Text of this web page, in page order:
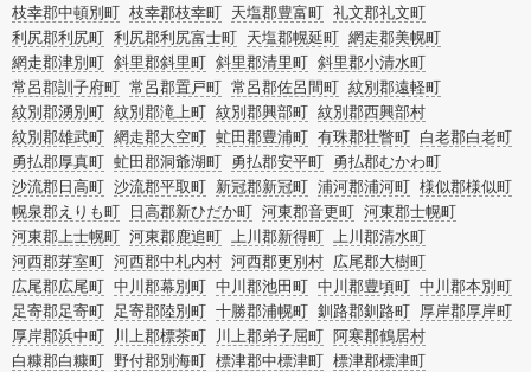
枝幸郡中頓別町 枝幸郡枝幸町 天塩郡豊富町 礼文郡礼文町
利尻郡利尻町 利尻郡利尻富士町 天塩郡幌延町 網走郡美幌町
網走郡津別町 斜里郡斜里町 斜里郡清里町 斜里郡小清水町
常呂郡訓子府町 常呂郡置戸町 常呂郡佐呂間町 紋別郡遠軽町
紋別郡湧別町 紋別郡滝上町 紋別郡興部町 紋別郡西興部村
紋別郡雄武町 網走郡大空町 虻田郡豊浦町 有珠郡壮瞥町 白老郡白老町
勇払郡厚真町 虻田郡洞爺湖町 勇払郡安平町 勇払郡むかわ町
沙流郡日高町 沙流郡平取町 新冠郡新冠町 浦河郡浦河町 様似郡様似町
幌泉郡えりも町
日高郡新ひだか町 河東郡音更町 河東郡士幌町
河東郡上士幌町 河東郡鹿追町 上川郡新得町 上川郡清水町
河西郡芽室町 河西郡中札内村 河西郡更別村 広尾郡大樹町
広尾郡広尾町 中川郡幕別町 中川郡池田町 中川郡豊頃町 中川郡本別町
足寄郡足寄町 足寄郡陸別町 十勝郡浦幌町 釧路郡釧路町 厚岸郡厚岸町
厚岸郡浜中町
川上郡標茶町 川上郡弟子屈町 阿寒郡鶴居村
白糠郡白糠町 野付郡別海町 標津郡中標津町 標津郡標津町